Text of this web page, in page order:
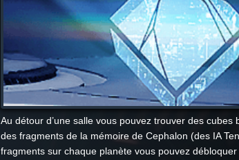
Au détour d’une salle vous pouvez trouver des cubes
des fragments de la mémoire de Cephalon (des IA
fragments sur chaque planète vous pouvez